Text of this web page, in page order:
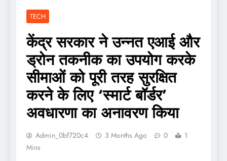
TECH
केंद्र सरकार ने उन्नत एआई और
ड्रोन तकनीक का उपयोग करके
सीमाओं को पूरी तरह सुरक्षित
करने के लिए ‘स्मार्ट बॉर्डर’
अवधारणा का अनावरण किया
Admin_0bf720c4 3 Months Ago 0
1
Mins